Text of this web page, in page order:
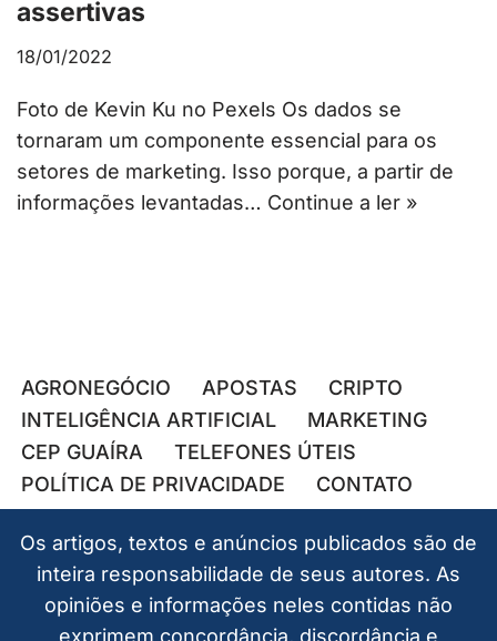
assertivas
18/01/2022
Foto de Kevin Ku no Pexels Os dados se
tornaram um componente essencial para os
setores de marketing. Isso porque, a partir de
informações levantadas… Continue a ler »
AGRONEGÓCIO APOSTAS
CRIPTO
INTELIGÊNCIA ARTIFICIAL
MARKETING
CEP GUAÍRA
TELEFONES ÚTEIS
POLÍTICA DE PRIVACIDADE
CONTATO
Os artigos, textos e anúncios publicados são de
inteira responsabilidade de seus autores. As
opiniões e informações neles contidas não